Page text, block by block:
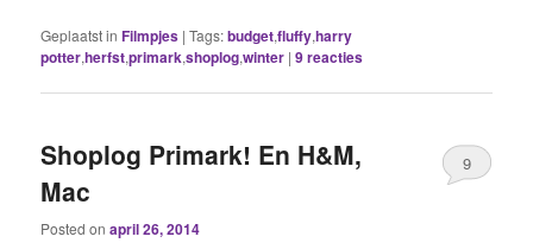
Geplaatst in Filmpjes |Tags:budget,fluffy,harry
potter,herfst,primark,shoplog,winter |9reacties
Shoplog Primark! En H&M,
Mac
Posted onapril 26, 2014
9